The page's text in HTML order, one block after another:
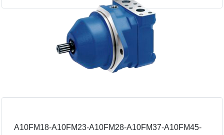
A10FM18-A10FM23-A10FM28-A10FM37-A10FM45-